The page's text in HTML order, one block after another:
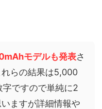
モデルも発表さ
らの結果は5,000
ですので単純に2
ますが詳細情報や